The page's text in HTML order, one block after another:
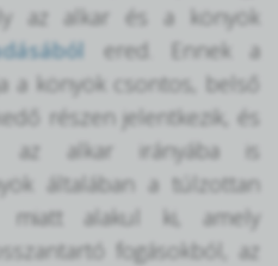
az alkar és a könyök
ered. Ennek a
a könyök csontos, belső
részen jelentkezik, és
az alkar irányába is
általában a túlzottan
miatt alakul ki, amely
fogásokból, az